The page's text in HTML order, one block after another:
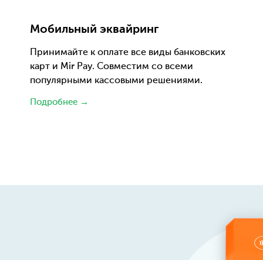
Мобильный эквайринг
Принимайте к оплате все виды банковских
карт и Mir Pay. Совместим со всеми
популярными кассовыми решениями.
Подробнее →